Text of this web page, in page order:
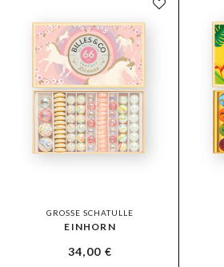
GROSSE SCHATULLE
EINHORN
34,00€